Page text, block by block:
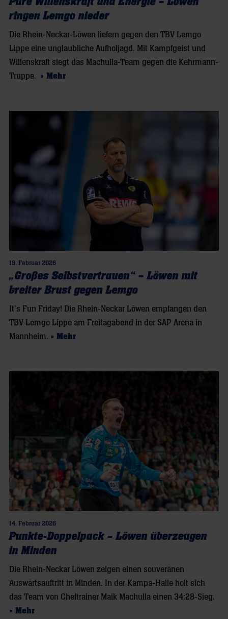
ringen Lemgo nieder
Die Rhein-Neckar-Löwen liefern gegen den TBV Lemgo
Lippe eine unglaubliche Aufholjagd. Mit Kampfgeist und
Willenskraft siegt das Machulla-Team gegen die Kehrmann-
Truppe. » Mehr
19. Februar 2026
„Großes Selbstvertrauen“ – Löwen mit
breiter Brust gegen Lemgo
It’s Fun Friday! Die Rhein-Neckar Löwen empfangen den
TBV Lemgo Lippe am Freitagabend in der SAP Arena in
Mannheim. » Mehr
14. Februar 2026
Punkte-Doppelpack – Löwen überzeugen
in Minden
Die Rhein-Neckar Löwen zeigen einen souveränen
Auswärtsauftritt in Minden. In der Kampa-Halle holt sich
das Team von Cheftrainer Maik Machulla einen 34:28-Sieg.
» Mehr